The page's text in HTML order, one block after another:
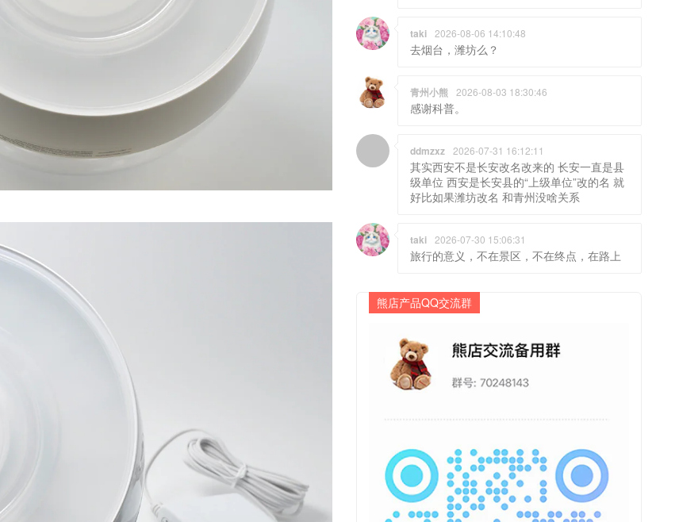
taki 2026-08-06 14:10:48
去烟台，潍坊么？
青州小熊 2026-08-03 18:30:46
感谢科普。
ddmzxz 2026-07-31 16:12:11
其实西安不是长安改名改来的 长安一直是县
级单位 西安是长安县的“上级单位”改的名 就
好比如果潍坊改名 和青州没啥关系
taki 2026-07-30 15:06:31
旅行的意义，不在景区，不在终点，在路上
熊店产品QQ交流群